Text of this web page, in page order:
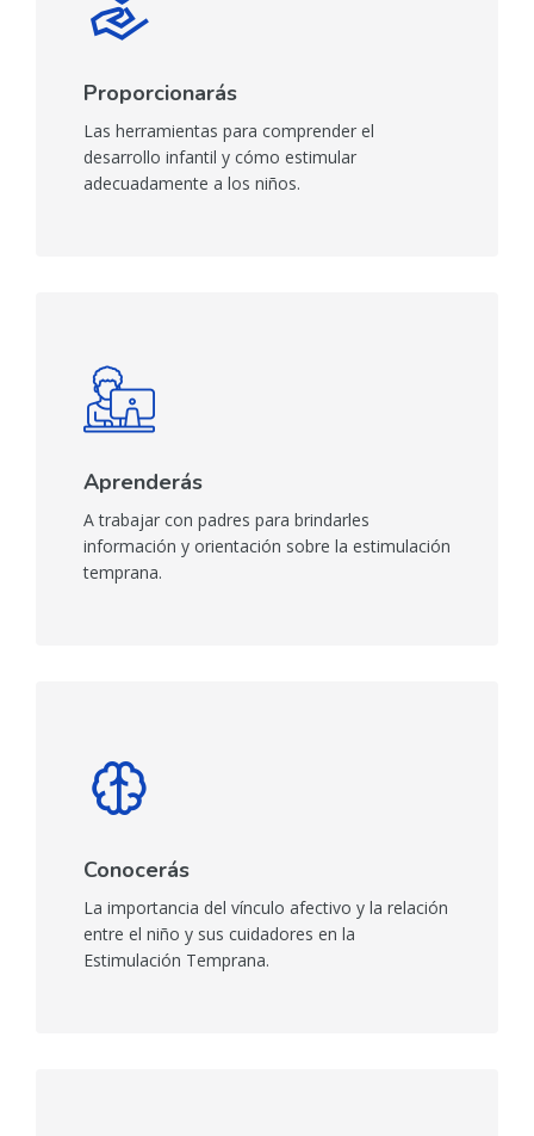
Proporcionarás
Las herramientas para comprender el
desarrollo infantil y cómo estimular
adecuadamente a los niños.
Aprenderás
A trabajar con padres para brindarles
información y orientación sobre la estimulación
temprana.
Conocerás
La importancia del vínculo afectivo y la relación
entre el niño y sus cuidadores en la
Estimulación Temprana.